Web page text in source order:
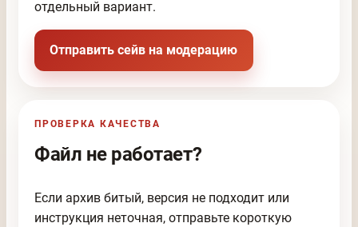
отдельный вариант.
Отправить сейв на модерацию
ПРОВЕРКА КАЧЕСТВА
Файл не работает?
Если архив битый, версия не подходит или
инструкция неточная, отправьте короткую